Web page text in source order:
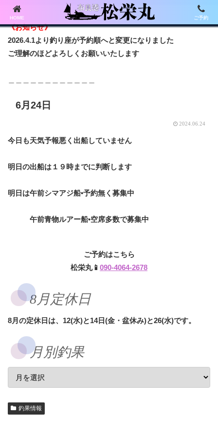
《お知らせ》
2026.4.1より釣り座が予約順へと変更になりました
ご理解のほどよろしくお願いいたします
6月24日
2024.06.24
今日も天気予報悪く出船していません
明日の出船は１９時までに判断します
明日は午前シマアジ船•予約無く募集中
午前青物ルアー船•空席多数で募集中
ご予約はこちら
松栄丸📱 090-4064-2678
8月定休日
8月の定休日は、12(水)と14日(金・盆休み)と26(水)です。
月別釣果
釣果情報
HOME ご予約